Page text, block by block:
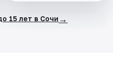
15 лет в Сочи →